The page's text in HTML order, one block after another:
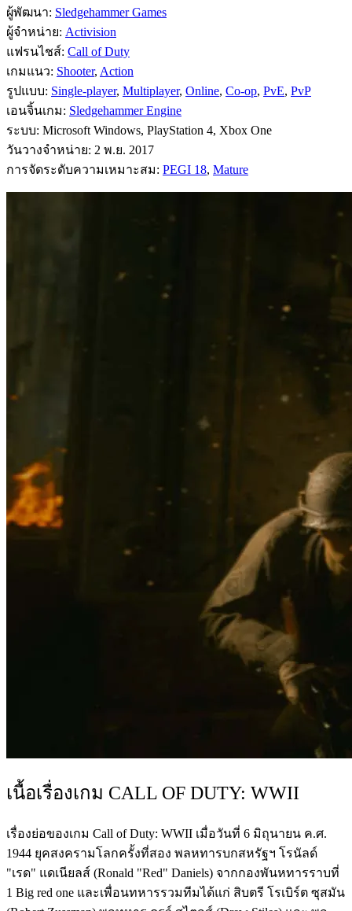
ผู้พัฒนา: Sledgehammer Games
ผู้จำหน่าย: Activision
แฟรนไชส์: Call of Duty
เกมแนว: Shooter, Action
รูปแบบ: Single-player, Multiplayer, Online, Co-op, PvE, PvP
เอนจิ้นเกม: Sledgehammer Engine
ระบบ: Microsoft Windows, PlayStation 4, Xbox One
วันวางจำหน่าย: 2 พ.ย. 2017
การจัดระดับความเหมาะสม: PEGI 18, Mature
เนื้อเรื่องเกม CALL OF DUTY: WWII
เรื่องย่อของเกม Call of Duty: WWII เมื่อวันที่ 6 มิถุนายน ค.ศ.
1944 ยุคสงครามโลกครั้งที่สอง พลหทารบกสหรัฐฯ โรนัลด์
"เรด" แดเนียลส์ (Ronald "Red" Daniels) จากกองพันหทารราบที่
1 Big red one และเพื่อนทหารรวมทีมได้แก่ สิบตรี โรเบิร์ต ซุสมัน